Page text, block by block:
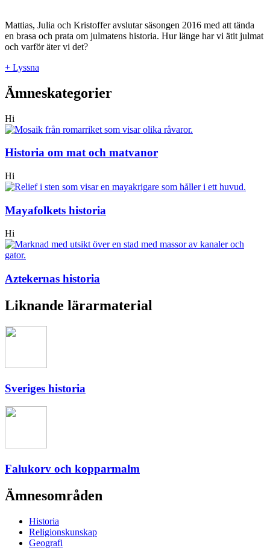
Mattias, Julia och Kristoffer avslutar säsongen 2016 med att tända
en brasa och prata om julmatens historia. Hur länge har vi ätit julmat
och varför äter vi det?
+ Lyssna
Ämneskategorier
Hi
Historia om mat och matvanor
Hi
Mayafolkets historia
Hi
Aztekernas historia
Liknande lärarmaterial
Sveriges historia
Falukorv och kopparmalm
Ämnesområden
Historia
Religionskunskap
Geografi